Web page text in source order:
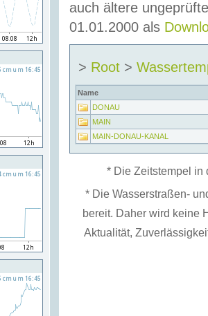
auch ältere
01.01.2000 als
> Root >
Name
DONAU
MAIN
MAIN-DONAU-KANAL
* Die Zeitstempel in
* Die Wasserstraßen-
bereit. Daher wird keine
Aktualität,